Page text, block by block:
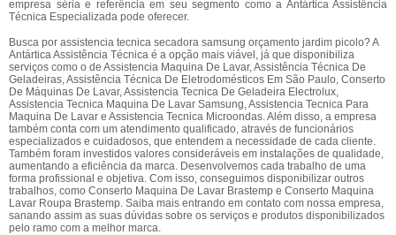
empresa séria e referência em seu segmento como a Antártica Assistência
Técnica Especializada pode oferecer.
Busca por assistencia tecnica secadora samsung orçamento jardim picolo? A
Antártica Assistência Técnica é a opção mais viável, já que disponibiliza
serviços como o de Assistencia Maquina De Lavar, Assistência Técnica De
Geladeiras, Assistência Técnica De Eletrodomésticos Em São Paulo, Conserto
De Máquinas De Lavar, Assistencia Tecnica De Geladeira Electrolux,
Assistencia Tecnica Maquina De Lavar Samsung, Assistencia Tecnica Para
Maquina De Lavar e Assistencia Tecnica Microondas. Além disso, a empresa
também conta com um atendimento qualificado, através de funcionários
especializados e cuidadosos, que entendem a necessidade de cada cliente.
Também foram investidos valores consideráveis em instalações de qualidade,
aumentando a eficiência da marca. Desenvolvemos cada trabalho de uma
forma profissional e objetiva. Com isso, conseguimos disponibilizar outros
trabalhos, como Conserto Maquina De Lavar Brastemp e Conserto Maquina
Lavar Roupa Brastemp. Saiba mais entrando em contato com nossa empresa,
sanando assim as suas dúvidas sobre os serviços e produtos disponibilizados
pelo ramo com a melhor marca.